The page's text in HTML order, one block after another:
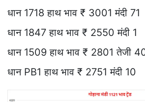
धान 1718 हाथ भाव ₹ 3001 मंदी 71
धान 1847 हाथ भाव ₹ 2550 मंदी 1
धान 1509 हाथ भाव ₹ 2801 तेजी
धान PB1 हाथ भाव ₹ 2751 मंदी 10